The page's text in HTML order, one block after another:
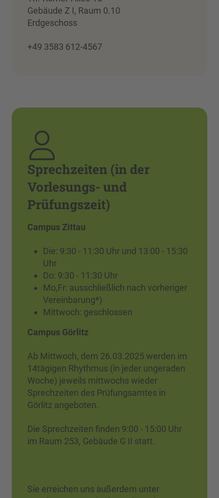
Gebäude Z I, Raum 0.10
Erdgeschoss
+49 3583 612-4567
Sprechzeiten (in der
Vorlesungs- und
Prüfungszeit)
Campus Zittau
Die: 9:30 - 11:30 Uhr und 13:00 - 15:30
Uhr
Do: 9:30 - 11:30 Uhr
Mo,Fr: ausschließlich nach vorheriger
Vereinbarung*)
Mittwoch: geschlossen
Campus Görlitz
Ab Mittwoch, dem 26.03.2025 werden im
14tägigen Rhythmus (in jeder ungeraden
Woche) jeweils mittwochs wieder
Sprechzeiten des Prüfungsamtes in
Görlitz angeboten.
Die Sprechzeiten finden 9:00 - 15:00 Uhr
im Raum 253, Gebäude G II statt.
Sie erreichen uns außerdem unter